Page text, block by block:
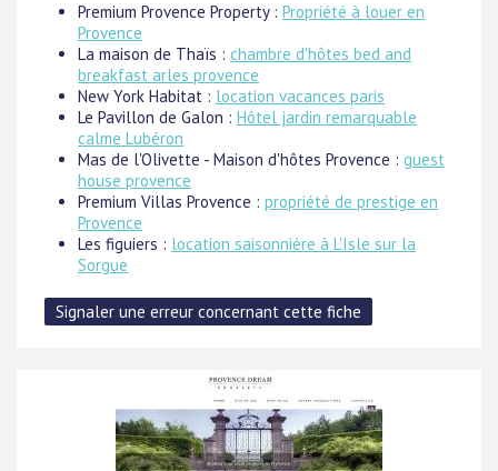
Premium Provence Property : Propriété à louer en
Provence
La maison de Thaïs : chambre d'hôtes bed and
breakfast arles provence
New York Habitat : location vacances paris
Le Pavillon de Galon : Hôtel jardin remarquable
calme Lubéron
Mas de l'Olivette - Maison d'hôtes Provence : guest
house provence
Premium Villas Provence : propriété de prestige en
Provence
Les figuiers : location saisonnière à L'Isle sur la
Sorgue